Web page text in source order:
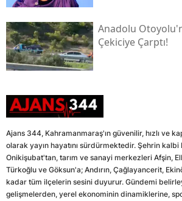
Anadolu
Çekiciye Çarptı!
Ajans 344, Kahramanmaraş'ın güvenilir, hızlı ve
olarak yayın hayatını sürdürmektedir. Şehrin
Onikişubat'tan, tarım ve sanayi merkezleri Afşin,
Türkoğlu ve Göksun'a; Andırın, Çağlayancerit,
kadar tüm ilçelerin sesini duyurur. Gündemi
gelişmelerden, yerel ekonominin dinamiklerine,